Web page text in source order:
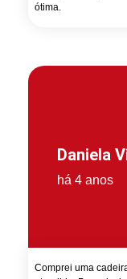
ótima.
Daniela
há 4 anos
Comprei uma